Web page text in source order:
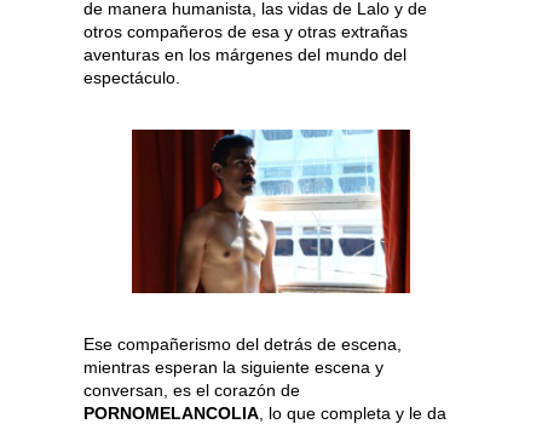
de manera humanista, las vidas de Lalo y de
otros compañeros de esa y otras extrañas
aventuras en los márgenes del mundo del
espectáculo.
Ese compañerismo del detrás de escena,
mientras esperan la siguiente escena y
conversan, es el corazón de
PORNOMELANCOLIA , lo que completa y le da